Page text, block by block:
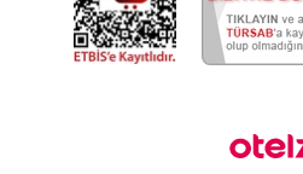
Aydınlatma metni